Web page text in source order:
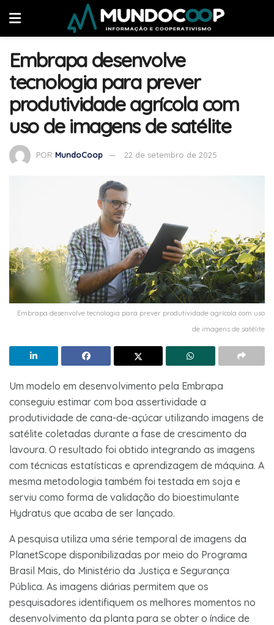
Embrapa desenvolve
tecnologia para prever
produtividade agrícola com
uso de imagens de satélite
POR MundoCoop 22 de setembro de 2025
Embrapa desenvolve tecnologia para prever produtividade agrícola com uso
de imagens de satélite
Um modelo em desenvolvimento pela Embrapa
conseguiu estimar com boa assertividade a
produtividade de cana-de-açúcar utilizando imagens de
satélite coletadas durante a fase de crescimento da
lavoura. O resultado foi obtido integrando as imagens
com técnicas estatísticas e aprendizagem de máquina. A
mesma metodologia também foi testada em soja e
serviu como forma de validação do bioestimulante
Hydratus que acaba de ser lançado.
A pesquisa utiliza uma série temporal de imagens da
PlanetScope disponibilizadas por meio do Programa
Brasil Mais, do Ministério da Justiça e Segurança
Pública. As imagens diárias permitem que os
pesquisadores identifiquem os melhores momentos no
desenvolvimento da planta para se obter o índice de